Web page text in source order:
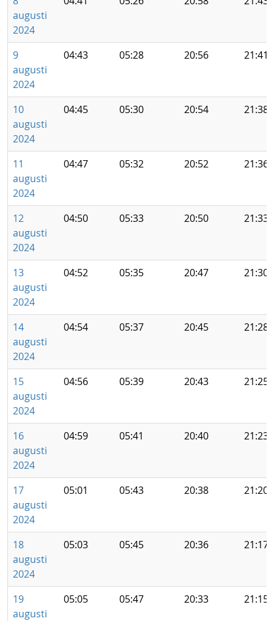
augusti
2024
9
augusti
2024
04:43 05:28 20:56 21:41
10
augusti
2024
04:45 05:30 20:54 21:38
11
augusti
2024
04:47 05:32 20:52 21:36
12
augusti
2024
04:50 05:33 20:50 21:33
13
augusti
2024
04:52 05:35 20:47 21:30
14
augusti
2024
04:54 05:37 20:45 21:28
15
augusti
2024
04:56 05:39 20:43 21:25
16
augusti
2024
04:59 05:41 20:40 21:23
17
augusti
2024
05:01 05:43 20:38 21:20
18
augusti
2024
05:03 05:45 20:36 21:17
19
augusti
05:05 05:47 20:33 21:15